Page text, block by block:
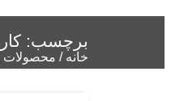
برچسب:
خانه / محصولات